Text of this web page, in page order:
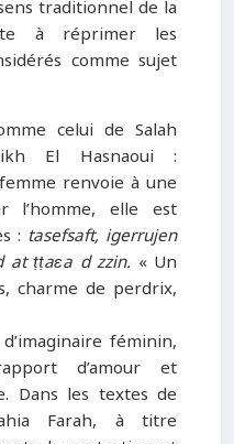
traditionnel de la
à réprimer les
comme sujet
celui de Salah
El Hasnaoui :
renvoie à une
l’homme, elle est
: tasefsaft, igerrujen
at ṭṭaɛa d zzin. « Un
charme de perdrix,
féminin,
d’amour et
Dans les textes de
Farah, à titre